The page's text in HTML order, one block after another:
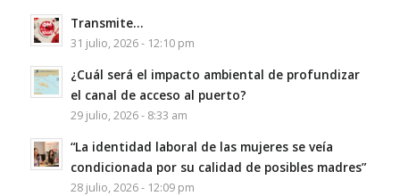
Transmite…
31 julio, 2026 - 12:10 pm
¿Cuál será el impacto ambiental de profundizar
el canal de acceso al puerto?
29 julio, 2026 - 8:33 am
“La identidad laboral de las mujeres se veía
condicionada por su calidad de posibles madres”
28 julio, 2026 - 12:09 pm